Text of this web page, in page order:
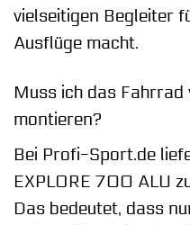
vielseitigen Begleiter
Ausflüge macht.
Muss ich das
montieren?
Bei Profi-Sport.de
EXPLORE 700 ALU
Das bedeutet, dass